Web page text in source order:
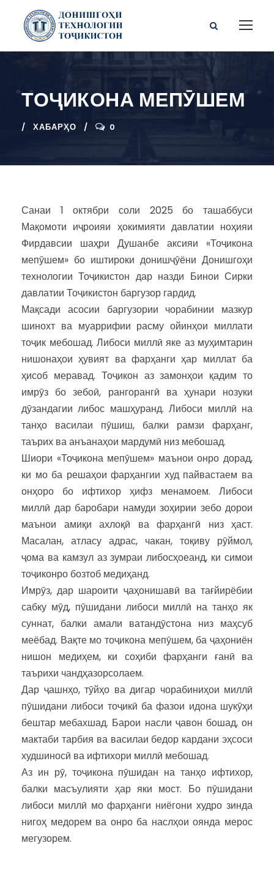
ТОҶИКОНА МЕПӮШЕМ
ХАБАРҲО 0
Санаи 1 октябри соли 2025 бо ташаббуси
Мақомоти иҷроияи ҳокимияти давлатии ноҳияи
Фирдавсии шаҳри Душанбе аксияи «Тоҷикона
мепӯшем» бо иштироки донишҷӯёни Донишгоҳи
технологии Тоҷикистон дар назди Бинои Сирки
давлатии Тоҷикистон баргузор гардид.
Мақсади асосии баргузории чорабинии мазкур
шинохт ва муаррифии расму ойинҳои миллати
тоҷик мебошад. Либоси миллӣ яке аз муҳимтарин
нишонаҳои ҳувият ва фарҳанги ҳар миллат ба
ҳисоб меравад. Тоҷикон аз замонҳои қадим то
имрӯз бо зебоӣ, рангорангӣ ва ҳунари нозуки
дӯзандагии либос машҳуранд. Либоси миллӣ на
танҳо василаи пӯшиш, балки рамзи фарҳанг,
таърих ва анъанаҳои мардумӣ низ мебошад.
Шиори «Тоҷикона мепӯшем» маънои онро дорад,
ки мо ба решаҳои фарҳангии худ пайвастаем ва
онҳоро бо ифтихор ҳифз менамоем. Либоси
миллӣ дар баробари намуди зоҳирии зебо дорои
маънои амиқи ахлоқӣ ва фарҳангӣ низ ҳаст.
Масалан, атласу адрас, чакан, тоқиву рӯймол,
ҷома ва камзул аз зумраи либосҳоеанд, ки симои
тоҷиконро бозтоб медиҳанд.
Имрӯз, дар шароити ҷаҳонишавӣ ва тағйирёбии
сабку мӯд, пӯшидани либоси миллӣ на танҳо як
суннат, балки амали ватандӯстона низ маҳсуб
меёбад. Вақте мо тоҷикона мепӯшем, ба ҷаҳониён
нишон медиҳем, ки соҳиби фарҳанги ғанӣ ва
таърихи чандҳазорсолаем.
Дар ҷашнҳо, тӯйҳо ва дигар чорабиниҳои миллӣ
пӯшидани либоси тоҷикӣ ба фазои идона шукӯҳи
бештар мебахшад. Барои насли ҷавон бошад, он
мактаби тарбия ва василаи бедор кардани эҳсоси
худшиносӣ ва ифтихори миллӣ мебошад.
Аз ин рӯ, тоҷикона пӯшидан на танҳо ифтихор,
балки масъулияти ҳар яки мост. Бо пӯшидани
либоси миллӣ мо фарҳанги ниёгони худро зинда
нигоҳ медорем ва онро ба наслҳои оянда мерос
мегузорем.